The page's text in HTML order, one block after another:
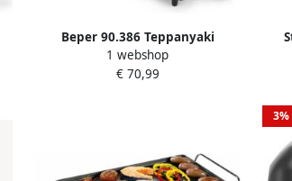
Beper 90.386 Teppanyaki
Bakplaat 70.5x23.5 cm
Teppanyaki Bakplaat Elektrische
1 webshop
€ 70,99
3%